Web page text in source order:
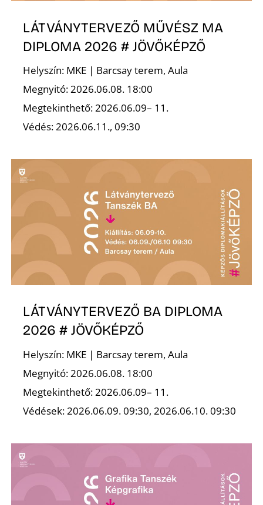
LÁTVÁNYTERVEZŐ MŰVÉSZ MA
DIPLOMA 2026 # JÖVŐKÉPZŐ
Helyszín: MKE | Barcsay terem, Aula
Megnyitó: 2026.06.08. 18:00
Megtekinthető: 2026.06.09– 11.
Védés: 2026.06.11., 09:30
LÁTVÁNYTERVEZŐ BA DIPLOMA
2026 # JÖVŐKÉPZŐ
Helyszín: MKE | Barcsay terem, Aula
Megnyitó: 2026.06.08. 18:00
Megtekinthető: 2026.06.09– 11.
Védések: 2026.06.09. 09:30, 2026.06.10. 09:30